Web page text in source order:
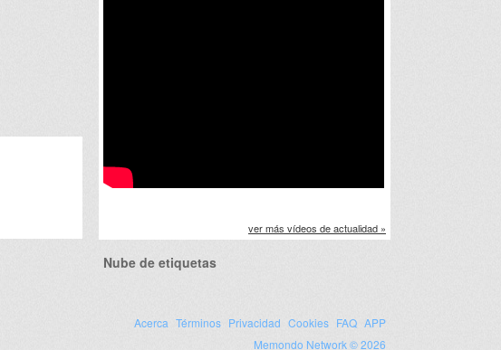
ver más vídeos de actualidad »
Nube de etiquetas
Acerca Términos Privacidad Cookies FAQ APP
Memondo Network © 2026